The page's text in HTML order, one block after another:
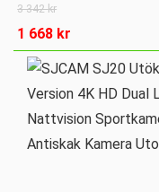
3 342kr
1 668 kr